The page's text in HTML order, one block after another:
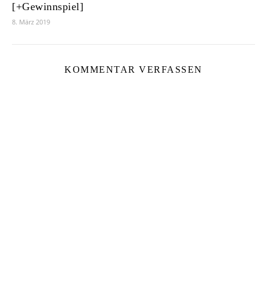
[+Gewinnspiel]
8. März 2019
KOMMENTAR VERFASSEN